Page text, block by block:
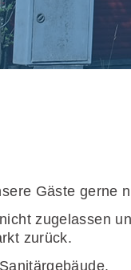
Gäste gerne
zugelassen
zurück.